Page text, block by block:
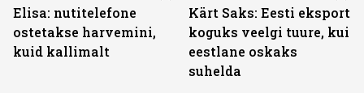
Elisa: nutitelefone
ostetakse harvemini,
kuid kallimalt
Kärt Saks: Eesti eksport
koguks veelgi tuure, kui
eestlane oskaks
suhelda